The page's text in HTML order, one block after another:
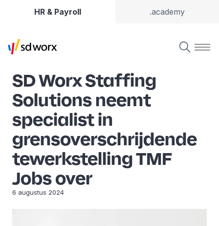
HR & Payroll .academy
SD Worx Staffing
Solutions neemt
specialist in
grensoverschrijdende
tewerkstelling TMF
Jobs over
6 augustus 2024